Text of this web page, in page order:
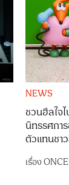
NEWS
ชวนฮีลใจ
นิทรรศกา
ตัวแทนชา
เรื่อง